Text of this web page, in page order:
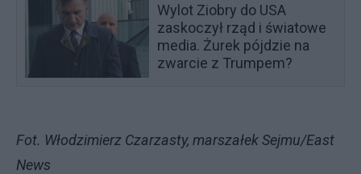
Wylot Ziobry do USA
zaskoczył rząd i światowe
media. Żurek pójdzie na
zwarcie z Trumpem?
Fot. Włodzimierz Czarzasty, marszałek Sejmu/East
News